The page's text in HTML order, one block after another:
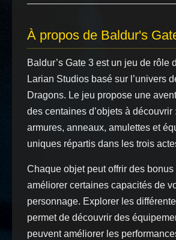
À propos de Baldur's
Baldur’s Gate 3 est un jeu de rôle
Larian Studios basé sur l’univers
Dragons. Le jeu propose une
des centaines d’objets à découvrir
armures, anneaux, amulettes et
uniques répartis dans les trois
Chaque objet peut offrir des
améliorer certaines capacités de
personnage. Explorer les
permet de découvrir des
peuvent améliorer les